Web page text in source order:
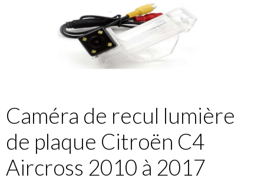
Caméra de recul lumière
de plaque Citroën C4
Aircross 2010 à 2017